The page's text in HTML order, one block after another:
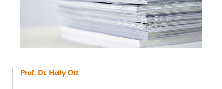
Prof. Dr. Holly Ott